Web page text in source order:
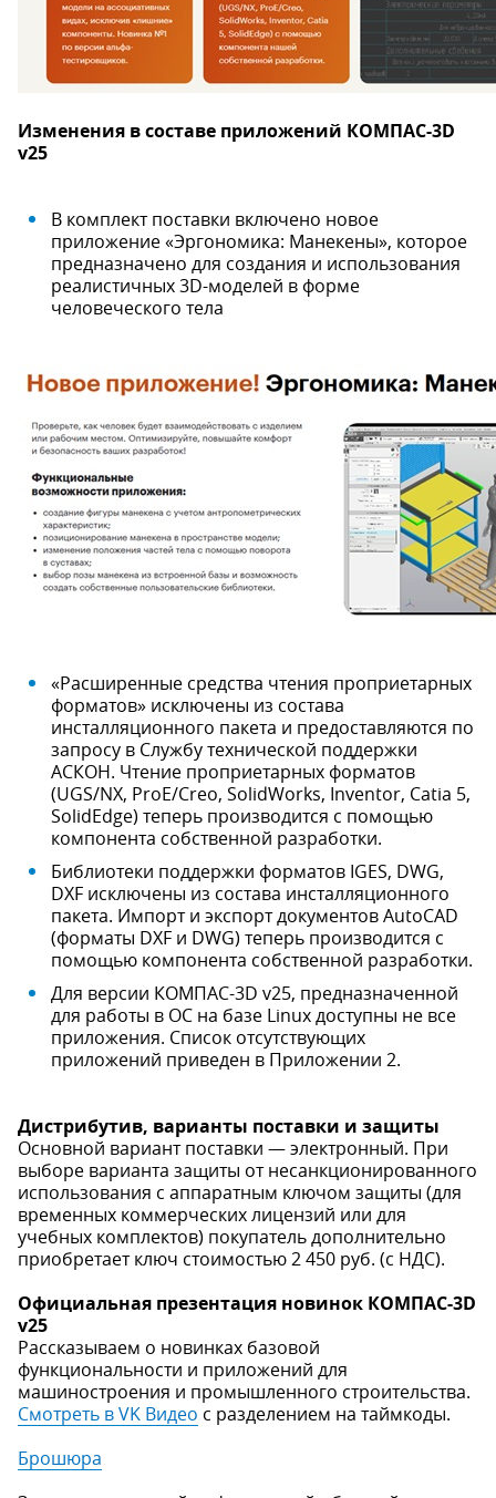
Изменения в составе приложений КОМПАС-3D
v25
В комплект поставки включено новое
приложение «Эргономика: Манекены», которое
предназначено для создания и использования
реалистичных 3D-моделей в форме
человеческого тела
«Расширенные средства чтения проприетарных
форматов» исключены из состава
инсталляционного пакета и предоставляются по
запросу в Службу технической поддержки
АСКОН. Чтение проприетарных форматов
(UGS/NX, ProE/Creo, SolidWorks, Inventor, Catia 5,
SolidEdge) теперь производится с помощью
компонента собственной разработки.
Библиотеки поддержки форматов IGES, DWG,
DXF исключены из состава инсталляционного
пакета. Импорт и экспорт документов AutoCAD
(форматы DXF и DWG) теперь производится с
помощью компонента собственной разработки.
Для версии КОМПАС-3D v25, предназначенной
для работы в ОС на базе Linux доступны не все
приложения. Список отсутствующих
приложений приведен в Приложении 2.
Дистрибутив, варианты поставки и защиты
Основной вариант поставки — электронный. При
выборе варианта защиты от несанкционированного
использования с аппаратным ключом защиты (для
временных коммерческих лицензий или для
учебных комплектов) покупатель дополнительно
приобретает ключ стоимостью 2 450 руб. (с НДС).
Официальная презентация новинок КОМПАС-3D
v25
Рассказываем о новинках базовой
функциональности и приложений для
машиностроения и промышленного строительства.
Смотреть в VK Видео с разделением на таймкоды.
Брошюра